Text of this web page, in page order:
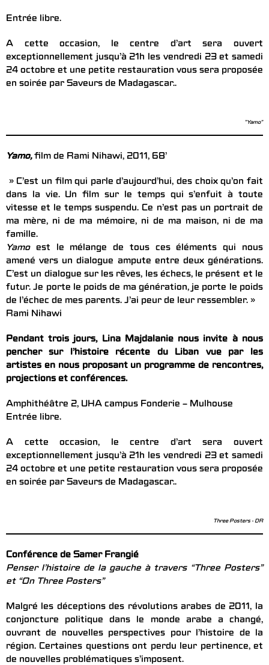
Entrée libre.
A cette occasion, le centre d’art sera ouvert
exceptionnellement jusqu’à 21h les vendredi 23 et samedi
24 octobre et une petite restauration vous sera proposée
en soirée par Saveurs de Madagascar..
"Yamo"
Yamo,film de Rami Nihawi, 2011, 68’
» C’est un film qui parle d’aujourd’hui, des choix qu’on fait
dans la vie. Un film sur le temps qui s’enfuit à toute
vitesse et le temps suspendu. Ce n’est pas un portrait de
ma mère, ni de ma mémoire, ni de ma maison, ni de ma
famille.
Yamo est le mélange de tous ces éléments qui nous
amené vers un dialogue ampute entre deux générations.
C’est un dialogue sur les rêves, les échecs, le présent et le
futur. Je porte le poids de ma génération, je porte le poids
de l’échec de mes parents. J’ai peur de leur ressembler. »
Rami Nihawi
Pendant trois jours, Lina Majdalanie nous invite à nous
pencher sur l’histoire récente du Liban vue par les
artistes en nous proposantun programme de rencontres,
projections et conférences.
Amphithéâtre 2, UHA campus Fonderie – Mulhouse
Entrée libre.
A cette occasion, le centre d’art sera ouvert
exceptionnellement jusqu’à 21h les vendredi 23 et samedi
24 octobre et une petite restauration vous sera proposée
en soirée par Saveurs de Madagascar..
Three Posters - DR
Conférence de Samer Frangié
Penser l’histoire de la gauche à travers “Three Posters”
et “On Three Posters”
Malgré les déceptions des révolutions arabes de 2011, la
conjoncture politique dans le monde arabe a changé,
ouvrant de nouvelles perspectives pour l’histoire de la
région. Certaines questions ont perdu leur pertinence, et
de nouvelles problématiques s’imposent.